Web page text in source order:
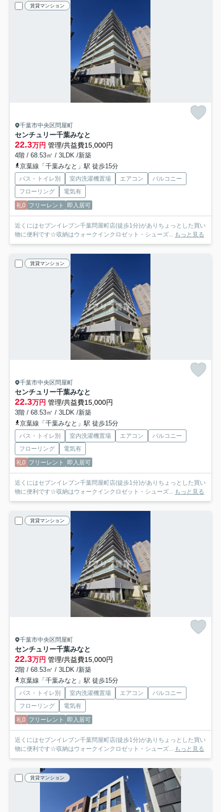
賃貸マンション
千葉市中央区問屋町
センチュリー千葉みなと
22.3万円 管理/共益費15,000円
4階 / 68.53㎡ / 3LDK /新築
京葉線「千葉みなと」駅 徒歩15分
バス・トイレ別 室内洗濯機置場 エアコン
バルコニー
フローリング
電気有
礼0 フリーレント 即入居可
近くにはセブンイレブン千葉問屋町店(徒歩1分)がありちょっとした買い
物に便利です☆収納はウォークインクロゼット・シューズ...
もっと見る
賃貸マンション
千葉市中央区問屋町
センチュリー千葉みなと
22.3万円 管理/共益費15,000円
3階 / 68.53㎡ / 3LDK /新築
京葉線「千葉みなと」駅 徒歩15分
バス・トイレ別 室内洗濯機置場 エアコン
バルコニー
フローリング
電気有
礼0 フリーレント 即入居可
近くにはセブンイレブン千葉問屋町店(徒歩1分)がありちょっとした買い
物に便利です☆収納はウォークインクロゼット・シューズ...
もっと見る
賃貸マンション
千葉市中央区問屋町
センチュリー千葉みなと
22.3万円 管理/共益費15,000円
2階 / 68.53㎡ / 3LDK /新築
京葉線「千葉みなと」駅 徒歩15分
バス・トイレ別 室内洗濯機置場 エアコン
バルコニー
フローリング
電気有
礼0 フリーレント 即入居可
近くにはセブンイレブン千葉問屋町店(徒歩1分)がありちょっとした買い
物に便利です☆収納はウォークインクロゼット・シューズ...
もっと見る
賃貸マンション